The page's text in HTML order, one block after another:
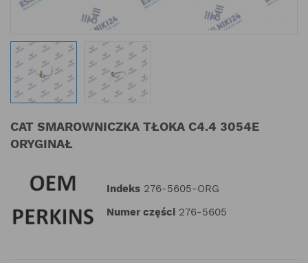
CAT SMAROWNICZKA TŁOKA C4.4 3054E
ORYGINAŁ
Indeks 276-5605-ORG
Numer części 276-5605